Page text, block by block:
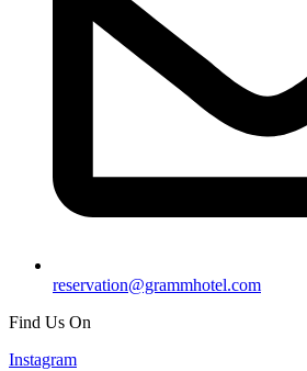
reservation@grammhotel.com
Find Us On
Instagram